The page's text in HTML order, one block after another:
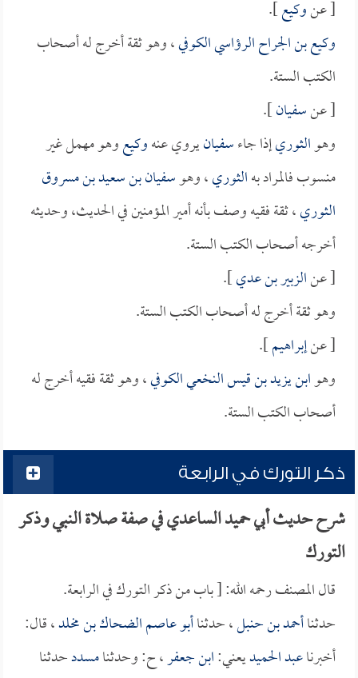
[ عنوكيع].
وكيع بن الجراح الرؤاسي الكوفي، وهو ثقة أخرج له أصحاب
الكتب الستة.
[ عنسفيان].
وهوالثوريإذا جاءسفيانيروي عنهوكيعوهو مهمل غير
منسوب فالمراد بهالثوري، وهوسفيان بن سعيد بن مسروق
الثوري، ثقة فقيه وصف بأنه أمير المؤمنين في الحديث، وحديثه
أخرجه أصحاب الكتب الستة.
[ عنالزبير بن عدي].
وهو ثقة أخرج له أصحاب الكتب الستة.
[ عنإبراهيم].
وهوابن يزيد بن قيس النخعي الكوفي، وهو ثقة فقيه أخرج له
أصحاب الكتب الستة.
ذكر التورك في الرابعة
شرح حديث أبي حميد الساعدي في صفة صلاة النبي وذكر
التورك
قال المصنف رحمه الله: [ باب من ذكر التورك في الرابعة.
حدثناأحمد بن حنبل، حدثناأبو عاصم الضحاك بن مخلد، قال:
أخبرناعبد الحميديعني:ابن جعفر، ح: وحدثنامسددحدثنا